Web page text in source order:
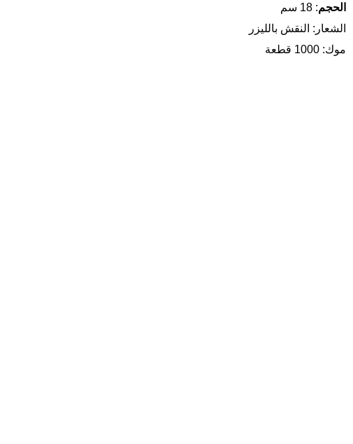
الحجم: 18 سم
الشعار: النقش بالليزر
موك: 1000 قطعة